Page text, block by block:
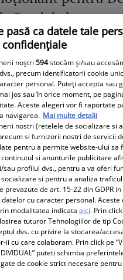
9 ani de la
s-a stins, dar
să răsune”
pasă ca datele tale
confidențiale
noștri594stocăm și/sau
precum identificatorii cookie
personal. Puteți accepta sau
jos sau în orice moment, pe
Aceste alegeri vor fi raportate
navigarea. Mai multe detalii
nostri (retelele de socializare si
si furnizorii nostri de servicii
pentru a permite website-ului sa
si anunturile publicitare
sau profilul dvs., pentru a va oferi
si pentru a analiza
prevazute de art. 15-22 din GDPR
cu caracter personal. Aceste
modalitatea indicataaici. Prin click
tuturor Tehnologiilor de tip
dvs. cu privire la stocarea/
ii cu care colaboram. Prin click pe
puteti schimba
de cookie strict necesare